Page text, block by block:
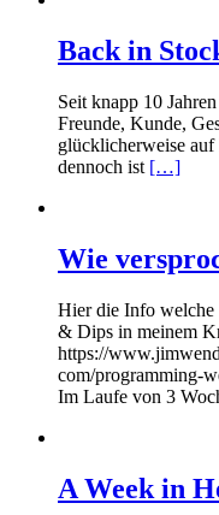
Back in
Seit knapp 10
Freunde, Kunde,
glücklicherweise auf
dennoch ist […]
Wie
Hier die Info welche
& Dips in meinem
https://
com/programming-
Im Laufe von 3
A Week in